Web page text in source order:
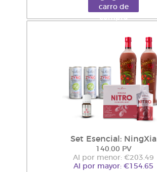
carro de
compra
Set Esencial: NingXia
140.00 PV
Al por menor: €203.49
Al por mayor: €154.65